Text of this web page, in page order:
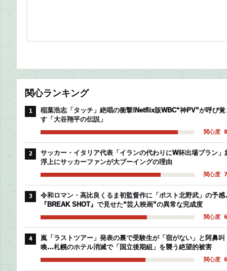
関心ランキング
1
稲葉浩志「タッチ」絶唱の衝撃!Netflix版WBC“神PV”が呼び覚
す「大谷翔平の伝説」
関心度
2
サッカー・イタリア代表「イランの代わりにW杯出場プラン」
浮上にサッカーファンが大ブーイングの理由
関心度
3
令和ロマン・高比良くるま初監督作に「ポスト北野武」の予
『BREAK SHOT』で見せた“芸人映画”の異常な完成度
関心度
4
嵐「ラストツアー」発表の裏で受験生が「宿がない」と阿鼻叫
喚…札幌のホテル消滅で「国立後期組」を襲う絶望的被害
関心度